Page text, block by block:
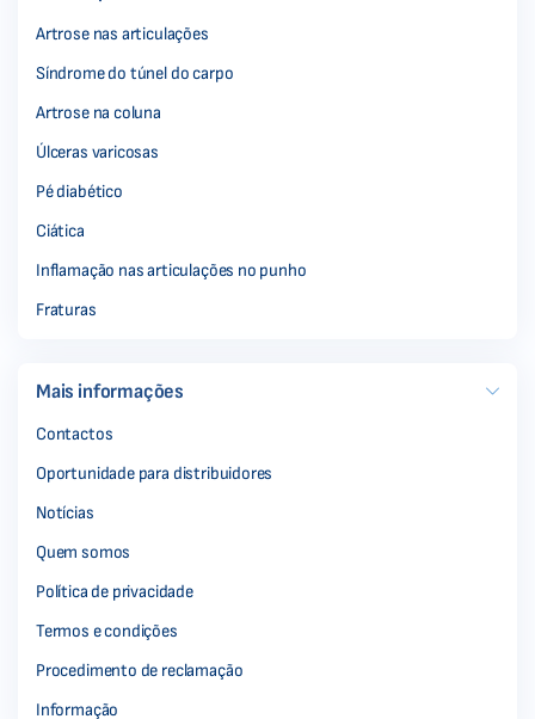
Artrose nas articulações
Síndrome do túnel do carpo
Artrose na coluna
Úlceras varicosas
Pé diabético
Ciática
Inflamação nas articulações no punho
Fraturas
Mais informações
Contactos
Oportunidade para distribuidores
Notícias
Quem somos
Política de privacidade
Termos e condições
Procedimento de reclamação
Informação